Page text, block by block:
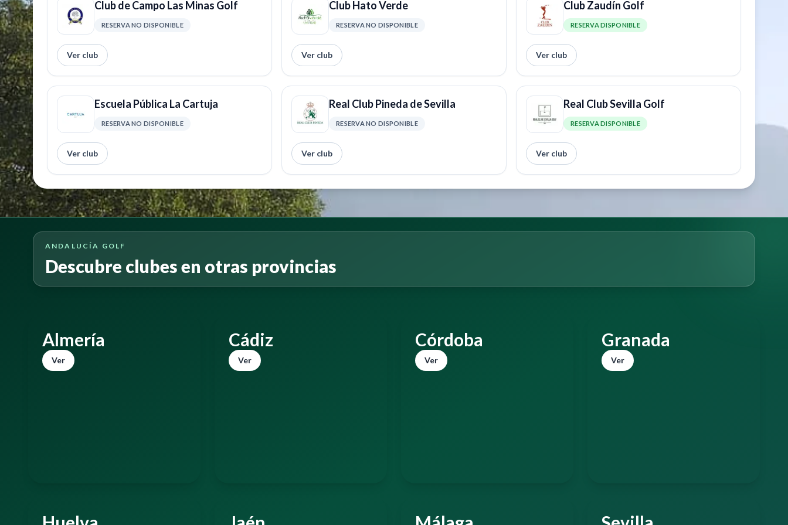
Club de Campo Las Minas Golf
RESERVA NO DISPONIBLE
Ver club
Club Hato Verde
RESERVA NO DISPONIBLE
Ver club
Club Zaudín Golf
RESERVA DISPONIBLE
Ver club
Escuela Pública La Cartuja
RESERVA NO DISPONIBLE
Ver club
Real Club Pineda de Sevilla
RESERVA NO DISPONIBLE
Ver club
Real Club Sevilla Golf
RESERVA DISPONIBLE
Ver club
ANDALUCÍA GOLF
Descubre clubes en otras provincias
Almería
Ver
Cádiz
Ver
Córdoba
Ver
Granada
Ver